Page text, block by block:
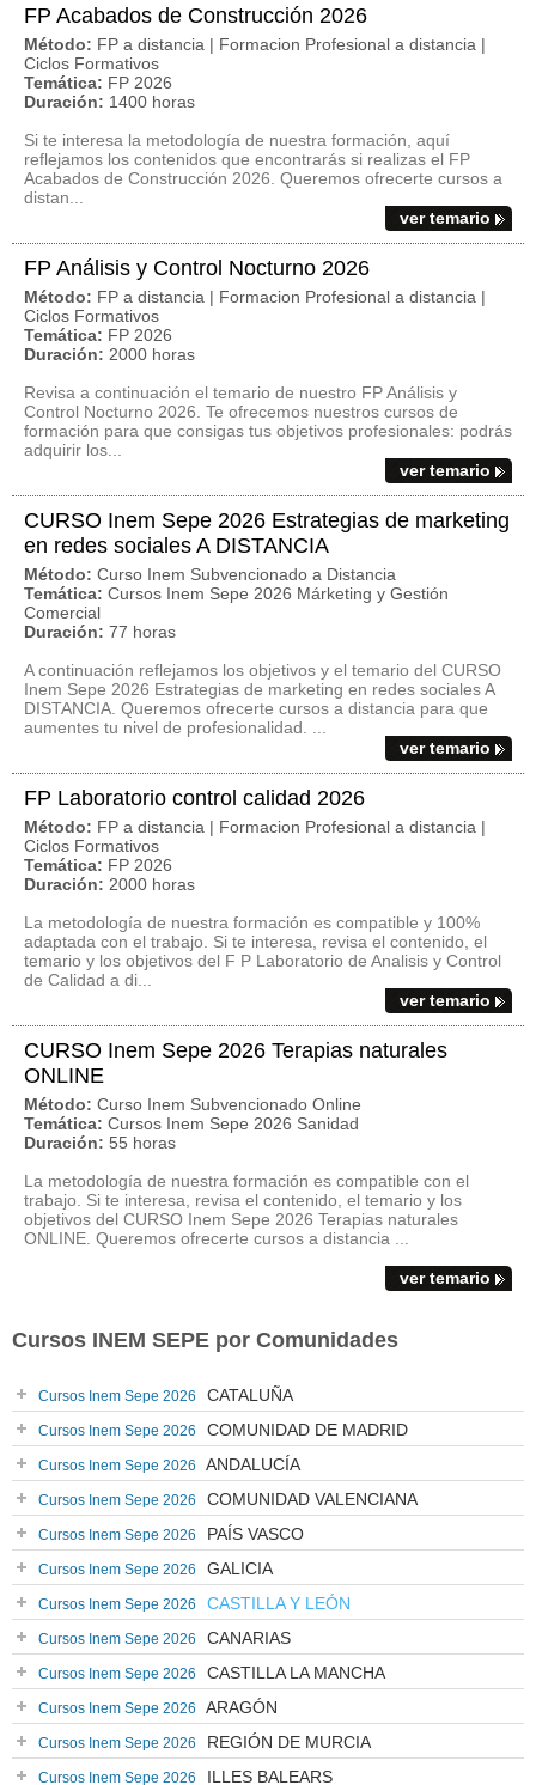
FP Acabados de Construcción 2026
Método: FP a distancia | Formacion Profesional a distancia |
Ciclos Formativos
Temática: FP 2026
Duración: 1400 horas
Si te interesa la metodología de nuestra formación, aquí
reflejamos los contenidos que encontrarás si realizas el FP
Acabados de Construcción 2026. Queremos ofrecerte cursos a
distan...
ver temario
FP Análisis y Control Nocturno 2026
Método: FP a distancia | Formacion Profesional a distancia |
Ciclos Formativos
Temática: FP 2026
Duración: 2000 horas
Revisa a continuación el temario de nuestro FP Análisis y
Control Nocturno 2026. Te ofrecemos nuestros cursos de
formación para que consigas tus objetivos profesionales: podrás
adquirir los...
ver temario
CURSO Inem Sepe 2026 Estrategias de marketing
en redes sociales A DISTANCIA
Método: Curso Inem Subvencionado a Distancia
Temática: Cursos Inem Sepe 2026 Márketing y Gestión
Comercial
Duración: 77 horas
A continuación reflejamos los objetivos y el temario del CURSO
Inem Sepe 2026 Estrategias de marketing en redes sociales A
DISTANCIA. Queremos ofrecerte cursos a distancia para que
aumentes tu nivel de profesionalidad. ...
ver temario
FP Laboratorio control calidad 2026
Método: FP a distancia | Formacion Profesional a distancia |
Ciclos Formativos
Temática: FP 2026
Duración: 2000 horas
La metodología de nuestra formación es compatible y 100%
adaptada con el trabajo. Si te interesa, revisa el contenido, el
temario y los objetivos del F P Laboratorio de Analisis y Control
de Calidad a di...
ver temario
CURSO Inem Sepe 2026 Terapias naturales
ONLINE
Método: Curso Inem Subvencionado Online
Temática: Cursos Inem Sepe 2026 Sanidad
Duración: 55 horas
La metodología de nuestra formación es compatible con el
trabajo. Si te interesa, revisa el contenido, el temario y los
objetivos del CURSO Inem Sepe 2026 Terapias naturales
ONLINE. Queremos ofrecerte cursos a distancia ...
ver temario
Cursos INEM SEPE por Comunidades
Cursos Inem Sepe 2026 CATALUÑA
Cursos Inem Sepe 2026 COMUNIDAD DE MADRID
Cursos Inem Sepe 2026 ANDALUCÍA
Cursos Inem Sepe 2026 COMUNIDAD VALENCIANA
Cursos Inem Sepe 2026 PAÍS VASCO
Cursos Inem Sepe 2026 GALICIA
Cursos Inem Sepe 2026 CASTILLA Y LEÓN
Cursos Inem Sepe 2026 CANARIAS
Cursos Inem Sepe 2026 CASTILLA LA MANCHA
Cursos Inem Sepe 2026 ARAGÓN
Cursos Inem Sepe 2026 REGIÓN DE MURCIA
Cursos Inem Sepe 2026 ILLES BALEARS